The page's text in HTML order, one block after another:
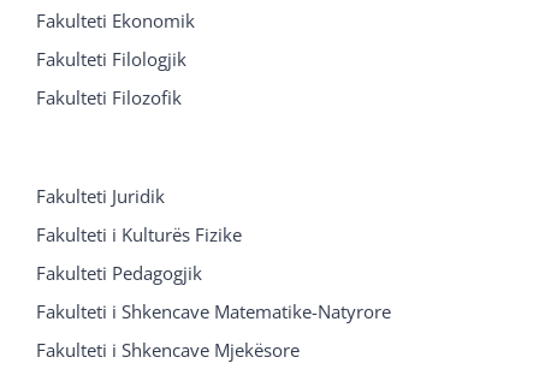
Fakulteti Ekonomik
Fakulteti Filologjik
Fakulteti Filozofik
Fakulteti Juridik
Fakulteti i Kulturës Fizike
Fakulteti Pedagogjik
Fakulteti i Shkencave Matematike-Natyrore
Fakulteti i Shkencave Mjekësore